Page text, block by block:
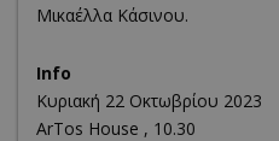
Μικαέλλα Κάσινου.
Info
Κυριακή 22 Οκτωβρίου 2023
ArTos House , 10.30